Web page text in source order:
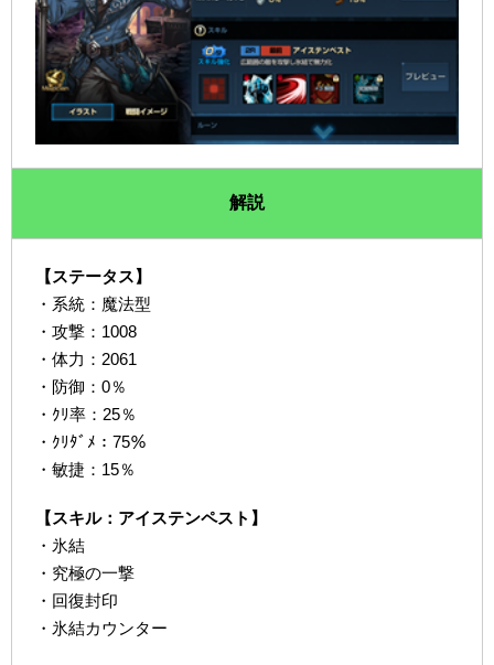
解説
【ステータス】
・系統：魔法型
・攻撃：1008
・体力：2061
・防御：0％
・ｸﾘ率：25％
・ｸﾘﾀﾞﾒ：75％
・敏捷：15％
【スキル：アイステンペスト】
・氷結
・究極の一撃
・回復封印
・氷結カウンター